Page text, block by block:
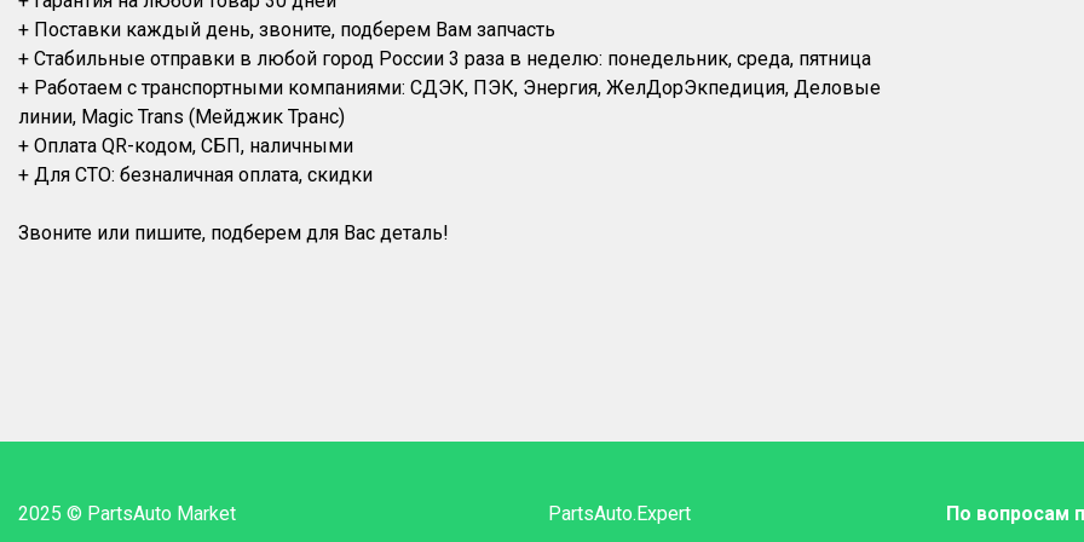
+ Поставки каждый день, звоните, подберем Вам запчасть
+ Стабильные отправки в любой город России 3 раза в неделю: понедельник, среда, пятница
+ Работаем с транспортными компаниями: СДЭК, ПЭК, Энергия, ЖелДорЭкпедиция, Деловые
линии, Magic Trans (Мейджик Транс)
+ Оплата QR-кодом, СБП, наличными
+ Для СТО: безналичная оплата, скидки
2025 © PartsAuto Market
PartsAuto.Expert
По вопросам